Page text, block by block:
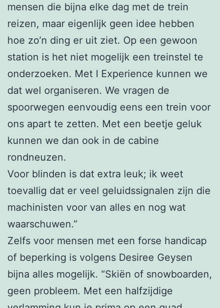
mensen die bijna elke dag met de trein
reizen, maar eigenlijk geen idee hebben
hoe zo’n ding er uit ziet. Op een gewoon
station is het niet mogelijk een treinstel te
onderzoeken. Met I Experience kunnen we
dat wel organiseren. We vragen de
spoorwegen eenvoudig eens een trein voor
ons apart te zetten. Met een beetje geluk
kunnen we dan ook in de cabine
rondneuzen.
Voor blinden is dat extra leuk; ik weet
toevallig dat er veel geluidssignalen zijn die
machinisten voor van alles en nog wat
waarschuwen.”
Zelfs voor mensen met een forse handicap
of beperking is volgens Desiree Geysen
bijna alles mogelijk. “Skiën of snowboarden,
geen probleem. Met een halfzijdige